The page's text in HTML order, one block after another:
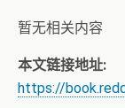
暂无相关内容
本文链接地址:
https://